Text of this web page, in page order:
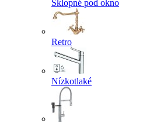
Sklopné pod okno
Retro
Nízkotlaké